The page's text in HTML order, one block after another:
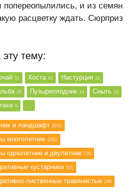
попереопылились, и из семян
расцветку ждать. Сюрприз
тему:
51 Хоста 42 Настурция 31
28 Пузыреплодник 14 Сныть 10
9
и ландшафт 2631
многолетние 1052
однолетние и двулетние 578
кустарники 501
лиственные травянистые 246